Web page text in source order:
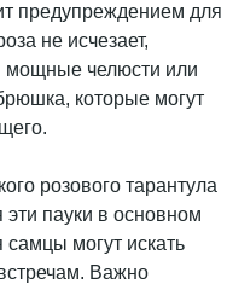
предупреждением для
не исчезает,
мощные челюсти или
которые могут
розового тарантула
пауки в основном
могут искать
Важно